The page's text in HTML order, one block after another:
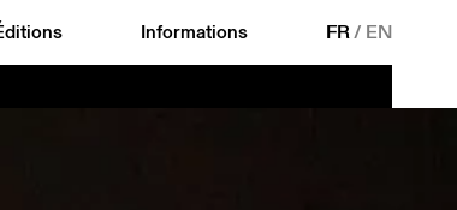
Informations FR/ EN